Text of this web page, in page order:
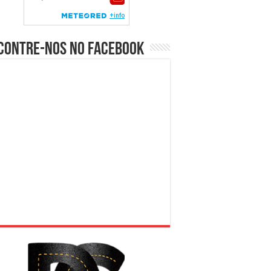
nos no Facebook